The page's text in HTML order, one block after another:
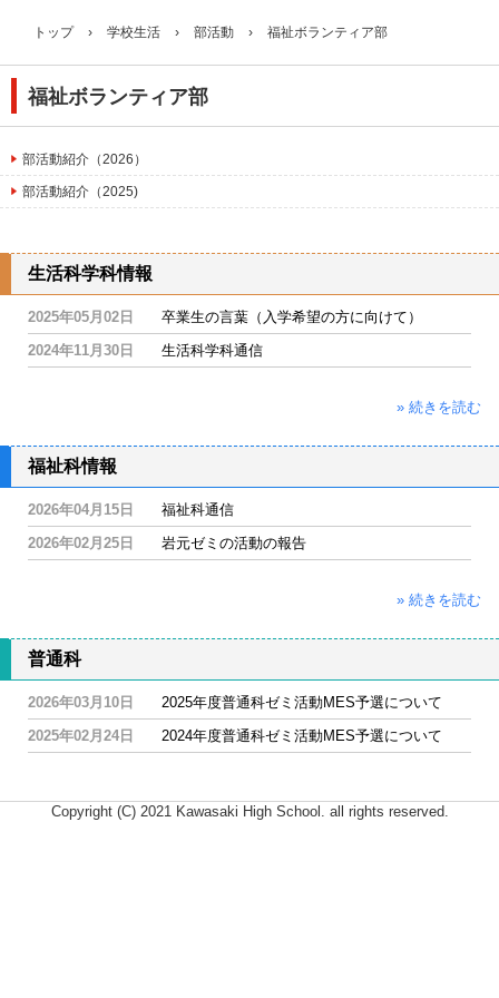
トップ › 学校生活 › 部活動 › 福祉ボランティア部
福祉ボランティア部
部活動紹介（2026）
部活動紹介（2025)
生活科学科情報
2025年05月02日
卒業生の言葉（入学希望の方に向けて）
2024年11月30日
生活科学科通信
» 続きを読む
福祉科情報
2026年04月15日
福祉科通信
2026年02月25日
岩元ゼミの活動の報告
» 続きを読む
普通科
2026年03月10日
2025年度普通科ゼミ活動MES予選について
2025年02月24日
2024年度普通科ゼミ活動MES予選について
Copyright (C) 2021 Kawasaki High School. all rights reserved.